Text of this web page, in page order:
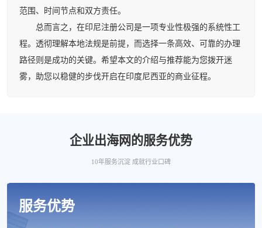
范围、时间节点和双方责任。
总而言之，在印尼注册公司是一项专业性极强的系统性工
程。透彻理解本地法规是前提，而选择一条高效、可靠的办理
路径则是成功的关键。希望本文的介绍与推荐能为您拨开迷
雾，助您以稳健的步伐开启在印度尼西亚的商业征程。
企业出海网的服务优势
10年服务沉淀 成就行业口碑
服务优势